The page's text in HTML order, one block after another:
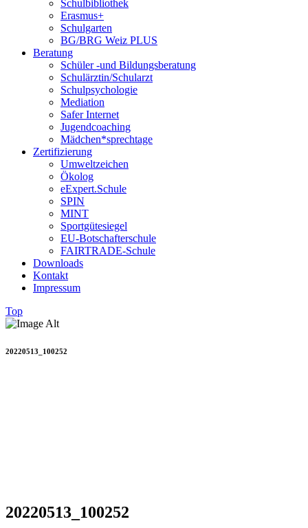
Schulbibliothek
Erasmus+
Schulgarten
BG/BRG Weiz PLUS
Beratung
Schüler -und Bildungsberatung
Schulärztin/Schularzt
Schulpsychologie
Mediation
Safer Internet
Jugendcoaching
Mädchen*sprechtage
Zertifizierung
Umweltzeichen
Ökolog
eExpert.Schule
SPIN
MINT
Sportgütesiegel
EU-Botschafterschule
FAIRTRADE-Schule
Downloads
Kontakt
Impressum
Top
20220513_100252
20220513_100252